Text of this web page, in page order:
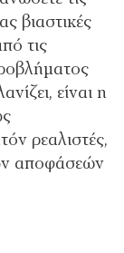
βιαστικές
τις
είναι η
ρεαλιστές,
αποφάσεών